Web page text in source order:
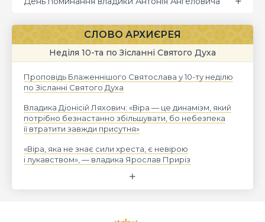
СЛОВО АРХИЄРЕЯ
Неділя 10-та по Зісланні Святого Духа
Проповідь Блаженнішого Святослава у 10-ту неділю
по Зісланні Святого Духа
Владика Діонісій Ляхович: «Віра — це динамізм, який
потрібно безнастанно збільшувати, бо небезпека
її втратити завжди присутня»
«Віра, яка не знає сили хреста, є невірою
і лукавством», — владика Ярослав Приріз